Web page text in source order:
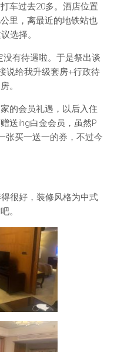
车过去20多。酒店位置
里，离最近的地铁站也
选择。
有待遇啦。于是祭出谈
说给我升级套房+行政待
。
的会员礼遇，以后入住
送ihg白金会员，虽然P
张买一送一的券，不过今
很好，装修风格为中式
。